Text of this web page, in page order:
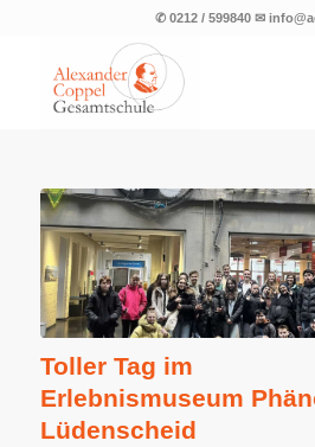
✆ 0212 / 599840 ✉
Toller Tag im
Erlebnismuseum
Lüdenscheid